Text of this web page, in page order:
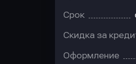
Срок
Скидка за
Оформление